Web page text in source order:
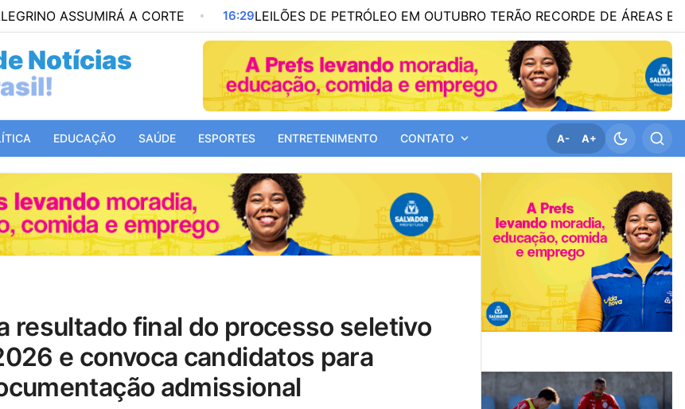
A CORTE 16:29LEILÕES DE PETRÓLEO EM OUTUBRO TERÃO RECORDE DE ÁREAS EM DISPUTA
Notícias
EDUCAÇÃO SAÚDE ESPORTES ENTRETENIMENTO CONTATO A- A+
e convoca candidatos para
admissional